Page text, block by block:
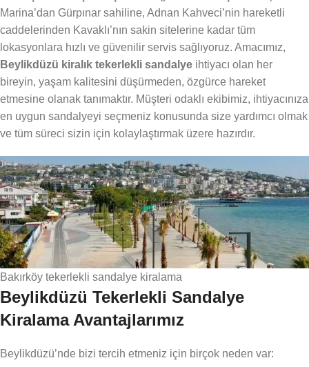
Marina’dan Gürpınar sahiline, Adnan Kahveci’nin hareketli
caddelerinden Kavaklı’nın sakin sitelerine kadar tüm
lokasyonlara hızlı ve güvenilir servis sağlıyoruz. Amacımız,
Beylikdüzü kiralık tekerlekli sandalye ihtiyacı olan her
bireyin, yaşam kalitesini düşürmeden, özgürce hareket
etmesine olanak tanımaktır. Müşteri odaklı ekibimiz, ihtiyacınıza
en uygun sandalyeyi seçmeniz konusunda size yardımcı olmak
ve tüm süreci sizin için kolaylaştırmak üzere hazırdır.
Bakırköy tekerlekli sandalye kiralama
Beylikdüzü Tekerlekli Sandalye
Kiralama Avantajlarımız
Beylikdüzü’nde bizi tercih etmeniz için birçok neden var: